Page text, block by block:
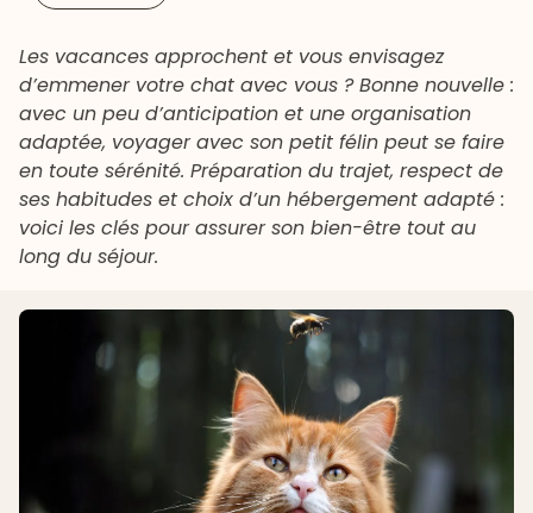
Les vacances approchent et vous envisagez
d’emmener votre chat avec vous ? Bonne nouvelle :
avec un peu d’anticipation et une organisation
adaptée, voyager avec son petit félin peut se faire
en toute sérénité. Préparation du trajet, respect de
ses habitudes et choix d’un hébergement adapté :
voici les clés pour assurer son bien-être tout au
long du séjour.